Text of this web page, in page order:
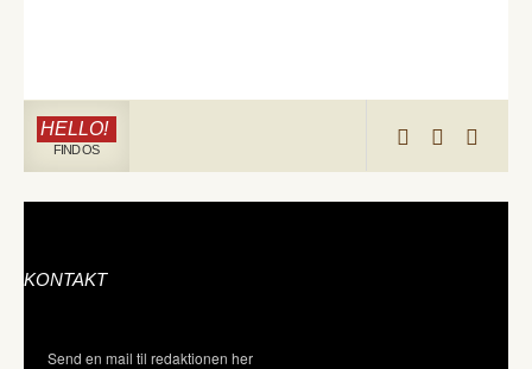
HELLO!
FIND OS
KONTAKT
Send en mail til redaktionen her